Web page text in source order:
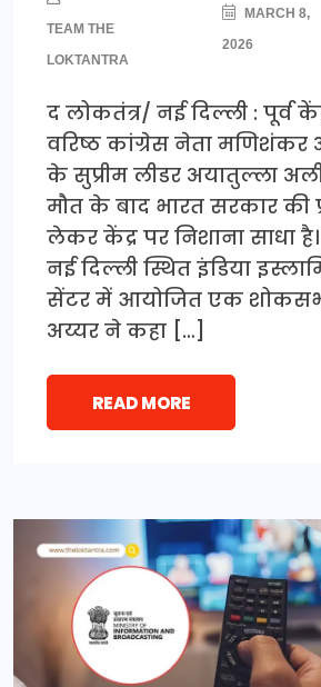
TEAM THE
LOKTANTRA
MARCH 8,
2026
द लोकतंत्र/ नई दिल्ली : पूर्व
वरिष्ठ कांग्रेस नेता मणिशंकर
के सुप्रीम लीडर अयातुल्ला
मौत के बाद भारत सरकार की
लेकर केंद्र पर निशाना साधा
नई दिल्ली स्थित इंडिया
सेंटर में आयोजित एक
अय्यर ने कहा […]
READ MORE